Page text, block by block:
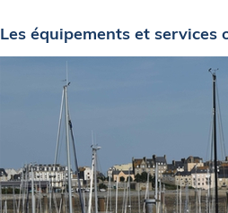
Les équipements et services